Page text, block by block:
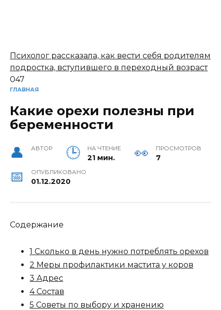
ГЛАВНАЯ
Какие орехи полезны при
беременности
АВТОР НА ЧТЕНИЕ
21 мин.
ПРОСМОТРОВ
7
ОПУБЛИКОВАНО
01.12.2020
Содержание
1 Сколько в день нужно потреблять орехов
2 Меры профилактики мастита у коров
3 Адрес
4 Состав
5 Советы по выбору и хранению
Психолог рассказала, как вести себя родителям
подростка, вступившего в переходный возраст
047